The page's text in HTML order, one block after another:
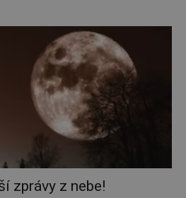
zprávy z nebe!